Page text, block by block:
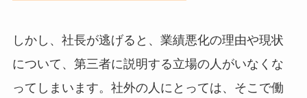
しかし、社長が逃げると、業績悪化の理由や現状
について、第三者に説明する立場の人がいなくな
ってしまいます。社外の人にとっては、そこで働